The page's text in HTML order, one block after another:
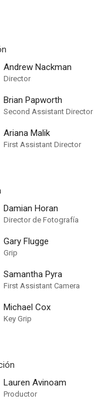
Andrew Nackman
Director
Brian Papworth
Second Assistant Director
Ariana Malik
First Assistant Director
Damian Horan
Director de Fotografía
Gary Flugge
Grip
Samantha Pyra
First Assistant Camera
Michael Cox
Key Grip
Lauren Avinoam
Productor